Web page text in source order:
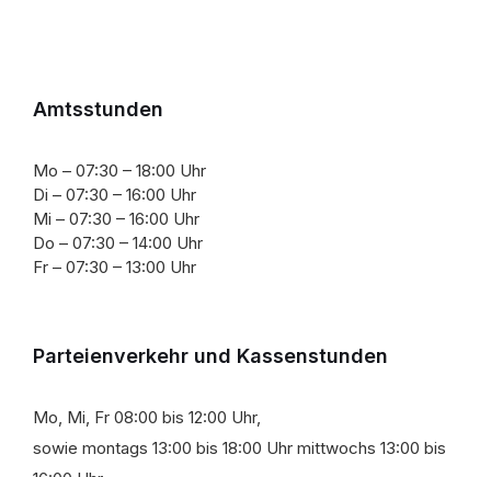
Amtsstunden
Mo – 07:30 – 18:00 Uhr
Di – 07:30 – 16:00 Uhr
Mi – 07:30 – 16:00 Uhr
Do – 07:30 – 14:00 Uhr
Fr – 07:30 – 13:00 Uhr
Parteienverkehr und Kassenstunden
Mo, Mi, Fr 08:00 bis 12:00 Uhr,
sowie montags 13:00 bis 18:00 Uhr mittwochs 13:00 bis